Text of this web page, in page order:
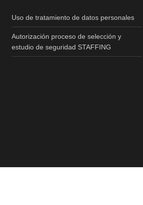
Uso de tratamiento de datos personales
Autorización proceso de selección y
estudio de seguridad STAFFING